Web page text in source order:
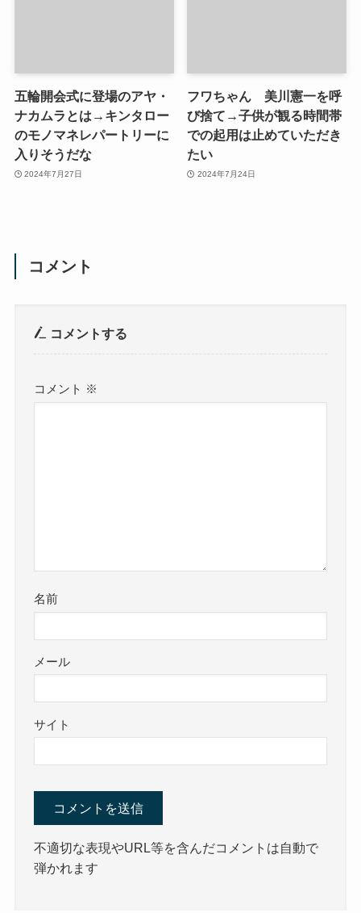
五輪開会式に登場のアヤ・
ナカムラとは→キンタロー
のモノマネレパートリーに
入りそうだな
2024年7月27日
フワちゃん 美川憲一を呼
び捨て→子供が観る時間帯
での起用は止めていただき
たい
2024年7月24日
コメント
コメントする
コメント ※
名前
メール
サイト
不適切な表現やURL等を含んだコメントは自動で
弾かれます